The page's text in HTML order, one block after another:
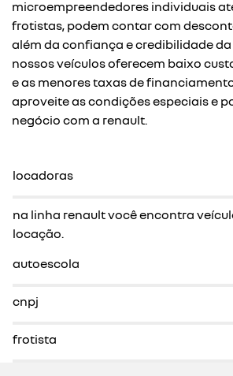
microempreendedores individuais
frotistas, podem contar com
além da confiança e credibilidade
nossos veículos oferecem baixo
e as menores taxas de
aproveite as condições especiais e
negócio com a renault.
locadoras
na linha renault você encontra
locação.
autoescola
cnpj
frotista